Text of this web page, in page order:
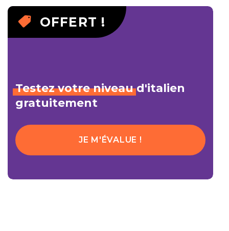
OFFERT !
Testez votre niveaud'italien
gratuitement
JE M'ÉVALUE !